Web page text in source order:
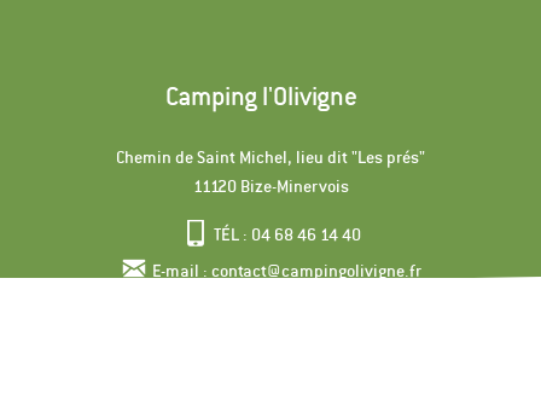
Camping l'Olivigne
Chemin de Saint Michel, lieu dit "Les prés"
11120 Bize-Minervois
TÉL : 04 68 46 14 40
E-mail : contact@campingolivigne.fr